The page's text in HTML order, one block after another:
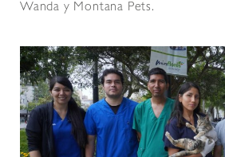
Wanda y Montana Pets.